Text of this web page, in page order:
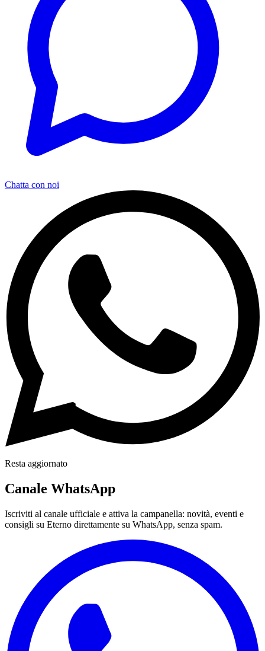
Chatta con noi
Resta aggiornato
Canale WhatsApp
Iscriviti al canale ufficiale e attiva la campanella: novità, eventi e
consigli su Eterno direttamente su WhatsApp, senza spam.